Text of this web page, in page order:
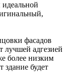
идеальной
фасадов
лучшей адгезией
более низким
здание будет